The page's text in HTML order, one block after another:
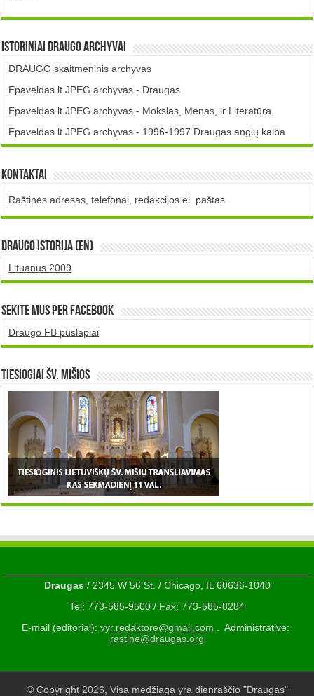
Istoriniai DRAUGO Archyvai
DRAUGO skaitmeninis archyvas
Epaveldas.lt JPEG archyvas - Draugas
Epaveldas.lt JPEG archyvas - Mokslas, Menas, ir Literatūra
Epaveldas.lt JPEG archyvas - 1996-1997 Draugas anglų kalba
Kontaktai
Raštinės adresas, telefonai, redakcijos el. paštas
DRAUGO istorija (EN)
Lituanus 2009
Sekite mus per Facebook
Draugo FB puslapiai
TIESIOGIAI šv. MIŠIOS
Draugas/ 2345 W 56 St. / Chicago, IL 60636-1040
Tel: 773-585-9500 / Fax: 773-585-8284
E-mail (editorial): vyr.redaktore@gmail.com . Administrative:
rastine@draugas.org
© Copyright 2026, Visa medžiaga yra dienraščio "Draugas"